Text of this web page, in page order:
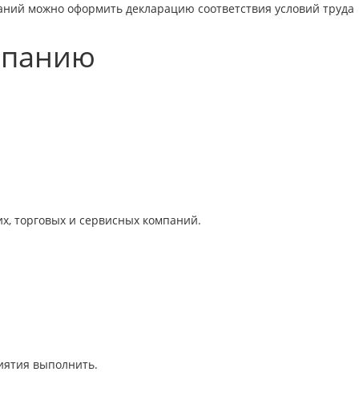
можно оформить декларацию соответствия условий труда
торговых и сервисных компаний.
выполнить.